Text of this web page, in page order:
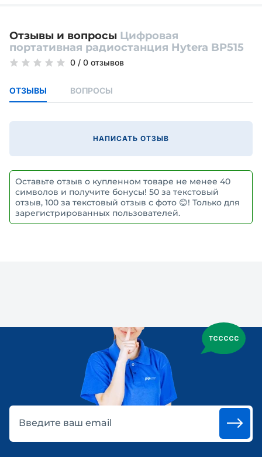
Отзывы и вопросы Цифровая
портативная радиостанция Hytera BP515
0 / 0 отзывов
ОТЗЫВЫ ВОПРОСЫ
НАПИСАТЬ ОТЗЫВ
Оставьте отзыв о купленном товаре не менее 40
символов и получите бонусы! 50 за текстовый
отзыв, 100 за текстовый отзыв с фото 😊! Только для
зарегистрированных пользователей.
Введите ваш email